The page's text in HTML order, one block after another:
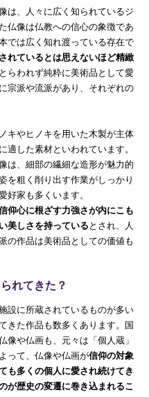
は、人々に広く知られているジ
仏像は仏教への信心の象徴であ
では広く知れ渡っている存在で
れているとは思えないほど精緻
らわれず純粋に美術品として愛
宗派や流派があり、それぞれの
キやヒノキを用いた木製が主体
適した素材といわれています。
は、細部の繊細な造形が魅力的
を粗く削り出す作業がしっかり
好家も多くいます。
仰心に根ざす力強さが内にこも
美しさを持っている とされ、人
の作品は美術品としての価値も
れてきた？
設に所蔵されているものが多い
きた作品も数多くあります。国
像や仏画も、元々は「個人蔵」
って、仏像や仏画が信仰の対象
も多くの個人に愛され続けてき
が歴史の変遷に巻き込まれるこ